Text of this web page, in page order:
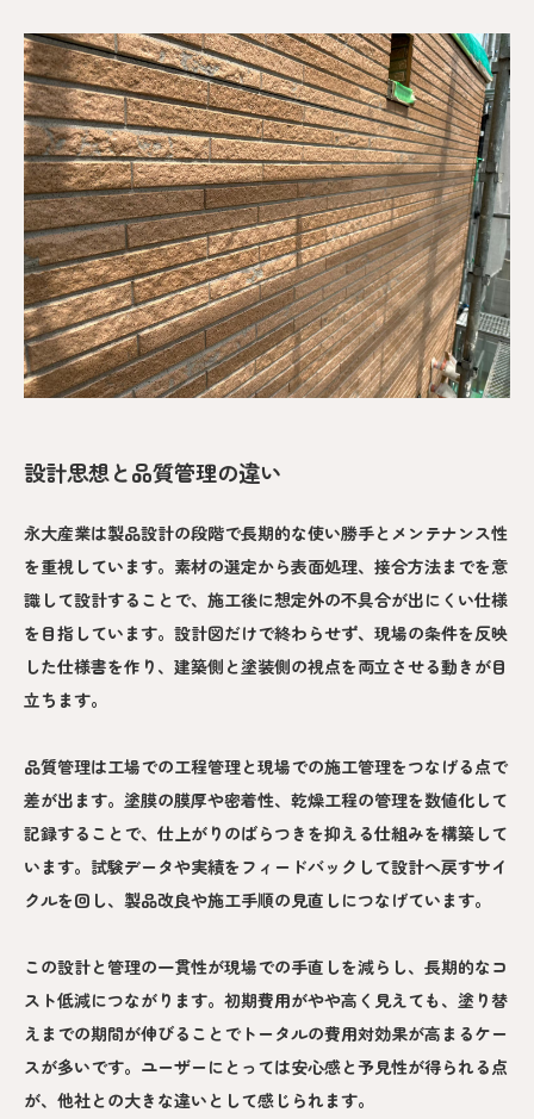
設計思想と品質管理の違い
永大産業は製品設計の段階で長期的な使い勝手とメンテナンス性
を重視しています。素材の選定から表面処理、接合方法までを意
識して設計することで、施工後に想定外の不具合が出にくい仕様
を目指しています。設計図だけで終わらせず、現場の条件を反映
した仕様書を作り、建築側と塗装側の視点を両立させる動きが目
立ちます。
品質管理は工場での工程管理と現場での施工管理をつなげる点で
差が出ます。塗膜の膜厚や密着性、乾燥工程の管理を数値化して
記録することで、仕上がりのばらつきを抑える仕組みを構築して
います。試験データや実績をフィードバックして設計へ戻すサイ
クルを回し、製品改良や施工手順の見直しにつなげています。
この設計と管理の一貫性が現場での手直しを減らし、長期的なコ
スト低減につながります。初期費用がやや高く見えても、塗り替
えまでの期間が伸びることでトータルの費用対効果が高まるケー
スが多いです。ユーザーにとっては安心感と予見性が得られる点
が、他社との大きな違いとして感じられます。